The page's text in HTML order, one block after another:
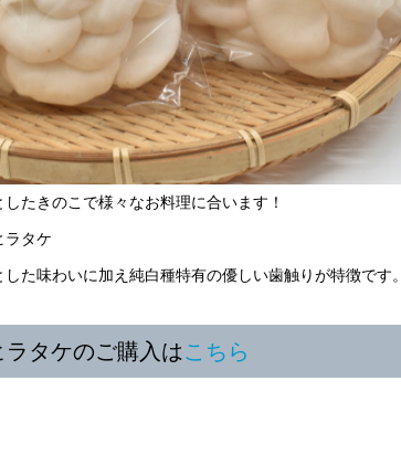
たきのこで様々なお料理に合います！
ラタケ
た味わいに加え純白種特有の優しい歯触りが特徴です。
ラタケのご購入はこちら